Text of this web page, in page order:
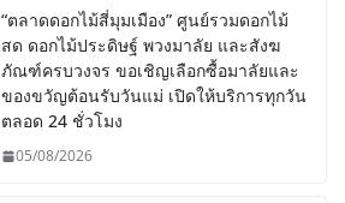
“ตลาดดอกไม้สี่มุมเมือง” ศูนย์รวมดอกไม้
สด ดอกไม้ประดิษฐ์ พวงมาลัย และสังฆ
ภัณฑ์ครบวงจร ขอเชิญเลือกซื้อมาลัยและ
ของขวัญต้อนรับวันแม่ เปิดให้บริการทุกวัน
ตลอด 24 ชั่วโมง
05/08/2026